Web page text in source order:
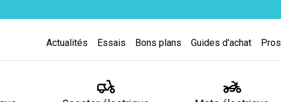
Actualités Essais Bons plans Guides d'achat Pros